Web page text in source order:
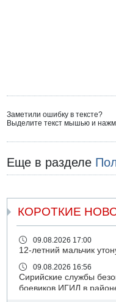
Заметили ошибку в тексте?
Выделите текст мышью и
Еще в разделе
КОРОТКИЕ
09.08.2026 17:00
12-летний мальчик
09.08.2026 16:56
Сирийские службы
боевиков ИГИЛ в